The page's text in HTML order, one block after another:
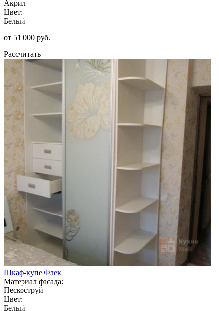
Акрил
Цвет:
Белый
от 51 000 руб.
Рассчитать
Шкаф-купе Флек
Материал фасада:
Пескоструй
Цвет:
Белый